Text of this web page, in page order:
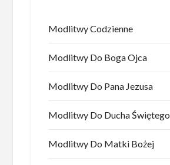
Modlitwy Codzienne
Modlitwy Do Boga Ojca
Modlitwy Do Pana Jezusa
Modlitwy Do Ducha Świętego
Modlitwy Do Matki Bożej